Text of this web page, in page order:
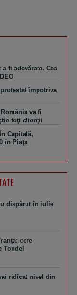
fi adevărate. Cea
împotriva
va fi
toţi clienţii
Capitală,
în Piaţa
dispărut în iulie
cere
Tondel
ridicat nivel din